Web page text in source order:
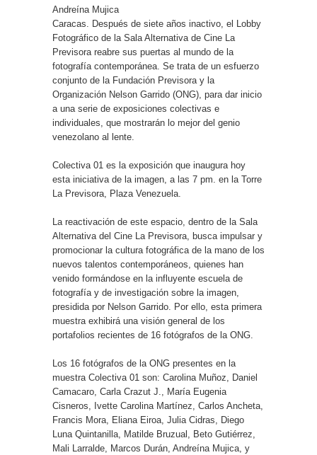
Andreína Mujica
Caracas. Después de siete años inactivo, el Lobby
Fotográfico de la Sala Alternativa de Cine La
Previsora reabre sus puertas al mundo de la
fotografía contemporánea. Se trata de un esfuerzo
conjunto de la Fundación Previsora y la
Organización Nelson Garrido (ONG), para dar inicio
a una serie de exposiciones colectivas e
individuales, que mostrarán lo mejor del genio
venezolano al lente.
Colectiva 01 es la exposición que inaugura hoy
esta iniciativa de la imagen, a las 7 pm. en la Torre
La Previsora, Plaza Venezuela.
La reactivación de este espacio, dentro de la Sala
Alternativa del Cine La Previsora, busca impulsar y
promocionar la cultura fotográfica de la mano de los
nuevos talentos contemporáneos, quienes han
venido formándose en la influyente escuela de
fotografía y de investigación sobre la imagen,
presidida por Nelson Garrido. Por ello, esta primera
muestra exhibirá una visión general de los
portafolios recientes de 16 fotógrafos de la ONG.
Los 16 fotógrafos de la ONG presentes en la
muestra Colectiva 01 son: Carolina Muñoz, Daniel
Camacaro, Carla Crazut J., María Eugenia
Cisneros, Ivette Carolina Martínez, Carlos Ancheta,
Francis Mora, Eliana Eiroa, Julia Cidras, Diego
Luna Quintanilla, Matilde Bruzual, Beto Gutiérrez,
Mali Larralde, Marcos Durán, Andreína Mujica, y